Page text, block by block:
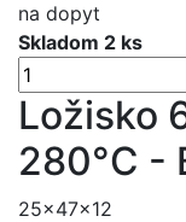
na dopyt
Skladom 2 ks
Ložisko
280°C -
25x47x12